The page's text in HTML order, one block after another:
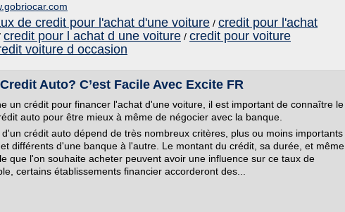
de credit pour l'achat d'une voiture / credit pour l'achat
credit pour l achat d une voiture / credit pour voiture
voiture d occasion
Auto? C’est Facile Avec Excite FR
un crédit pour financer l'achat d'une voiture, il est important de connaître le
auto pour être mieux à même de négocier avec la banque.
crédit auto dépend de très nombreux critères, plus ou moins importants
différents d'une banque à l'autre. Le montant du crédit, sa durée, et même
que l'on souhaite acheter peuvent avoir une influence sur ce taux de
certains établissements financier accorderont des...